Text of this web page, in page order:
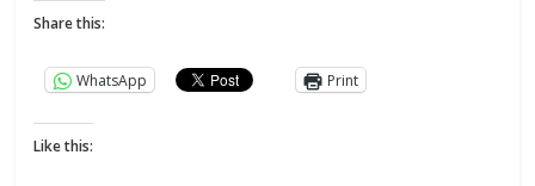
Share this:
WhatsApp Print
Like this: